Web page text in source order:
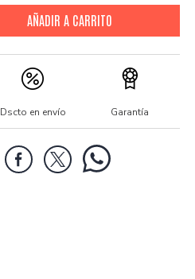
Dscto en envío Garantía